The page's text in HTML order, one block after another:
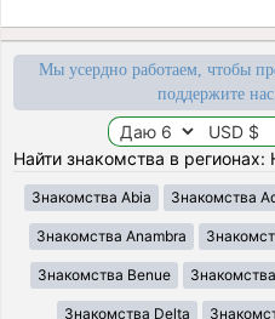
Мы усердно работаем, чтобы
поддержите
Найти знакомства в регионах:
Знакомства Abia Знакомства
Знакомства Anambra
Знакомства Benue
Знакомства Delta